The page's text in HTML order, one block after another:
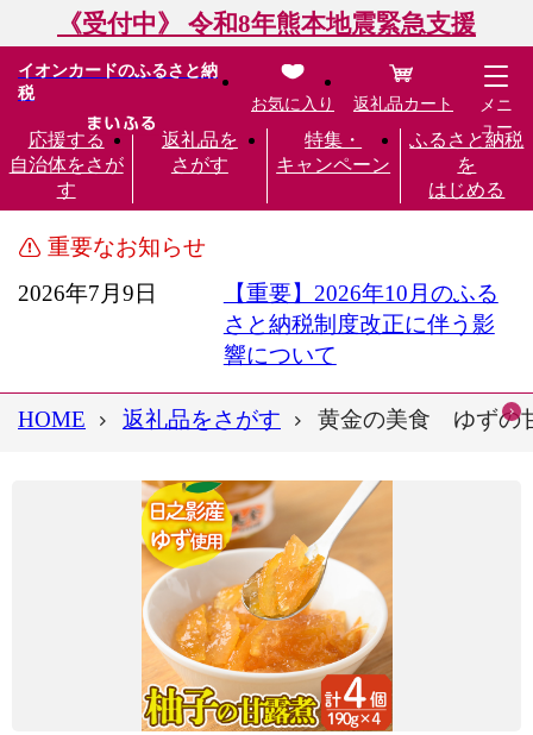
《受付中》 令和8年熊本地震緊急支援
イオンカードのふるさと納
税
応援する
自治体をさが
す
返礼品を
さがす
特集・
キャンペーン
ふるさと納税
を
はじめる
お気に入り 返礼品カート
メニ
ュー
重要なお知らせ
2026年7月9日
【重要】2026年10月のふる
さと納税制度改正に伴う影
響について
HOME 返礼品をさがす 黄金の美食 ゆずの